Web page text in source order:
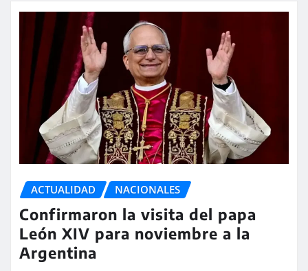
ACTUALIDAD NACIONALES
Confirmaron la visita del papa
León XIV para noviembre a la
Argentina